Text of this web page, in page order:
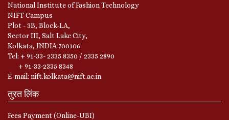
National Institute of Fashion Technology
NIFT Campus
Plot - 3B, Block-LA,
Sector III, Salt Lake City,
Kolkata, INDIA 700106
Tel: + 91-33- 2335 8350 / 2335 2890
+ 91-33-2335 8348
E-mail: nift.kolkata@nift.ac.in
तुरत लिंक
Fees Payment (Online-UBI)